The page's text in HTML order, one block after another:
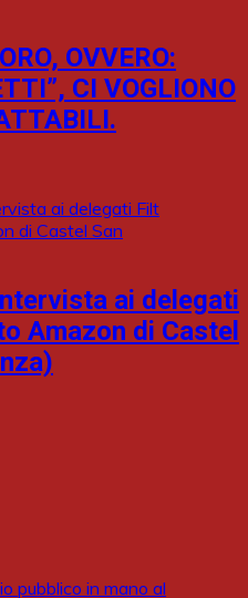
OVVERO:
CI VOGLIONO
ai delegati
Amazon di Castel